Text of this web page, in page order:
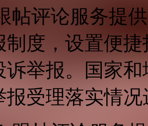
帖评论服务提
制度，设置便
诉举报。国家
报受理落实情